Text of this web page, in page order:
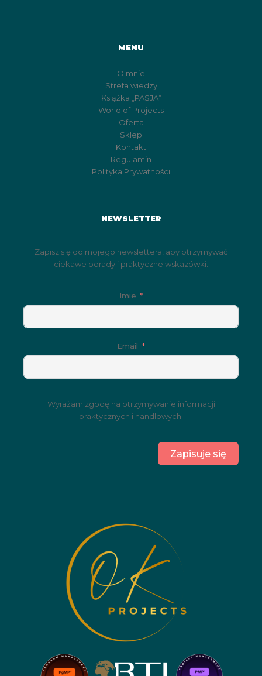
MENU
O mnie
Strefa wiedzy
Książka „PASJA”
World of Projects
Oferta
Sklep
Kontakt
Regulamin
Polityka Prywatności
NEWSLETTER
Zapisz się do mojego newslettera, aby otrzymywać
ciekawe porady i praktyczne wskazówki.
Imie
Email
Wyrażam zgodę na otrzymywanie informacji
praktycznych i handlowych.
Zapisuje się